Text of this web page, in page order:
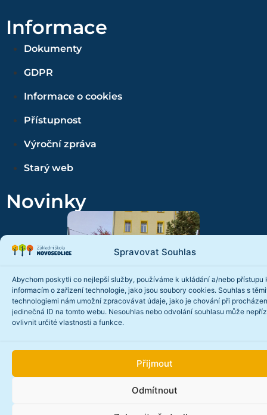
Spravovat Souhlas
Abychom poskytli co nejlepší služby, používáme k ukládání a/nebo přístupu
informacím o zařízení technologie, jako jsou soubory cookies. Souhlas s
technologiemi nám umožní zpracovávat údaje, jako je chování při
jedinečná ID na tomto webu. Nesouhlas nebo odvolání souhlasu může
ovlivnit určité vlastnosti a funkce.
Přijmout
Odmítnout
Informace
Dokumenty
GDPR
Informace o cookies
Přístupnost
Výroční zpráva
Starý web
Novinky
Projekt „Rosteme v zahradě“
Číst více...